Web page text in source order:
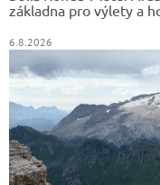
základna pro výlety a
6.8.2026